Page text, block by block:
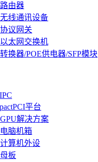
由器
线通讯设备
议网关
太网交换机
换器/POE供电器/SFP模块
平台
解决方案
脑机箱
算机外设
板